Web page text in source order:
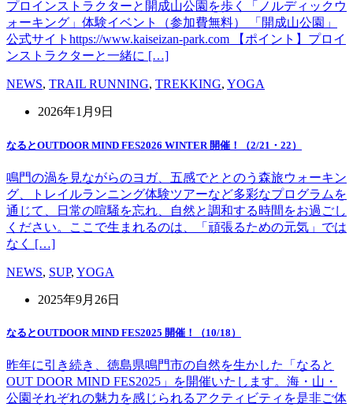
プロインストラクターと開成山公園を歩く「ノルディックウ
ォーキング」体験イベント（参加費無料） 「開成山公園」
公式サイトhttps://www.kaiseizan-park.com 【ポイント】プロイ
ンストラクターと一緒に […]
NEWS, TRAIL RUNNING, TREKKING, YOGA
2026年1月9日
なるとOUTDOOR MIND FES2026 WINTER 開催！（2/21・22）
鳴門の渦を見ながらのヨガ、五感でととのう森旅ウォーキン
グ、トレイルランニング体験ツアーなど多彩なプログラムを
通じて、日常の喧騒を忘れ、自然と調和する時間をお過ごし
ください。ここで生まれるのは、「頑張るための元気」では
なく […]
NEWS, SUP, YOGA
2025年9月26日
なるとOUTDOOR MIND FES2025 開催！（10/18）
昨年に引き続き、徳島県鳴門市の自然を生かした「なると
OUT DOOR MIND FES2025」を開催いたします。海・山・
公園それぞれの魅力を感じられるアクティビティを是非ご体